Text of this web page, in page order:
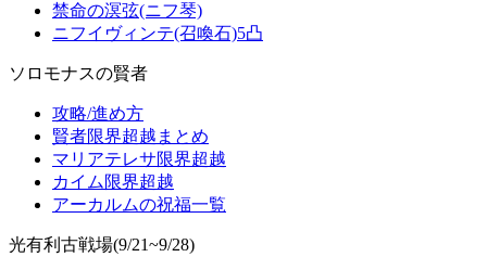
禁命の溟弦(ニフ琴)
ニフイヴィンテ(召喚石)5凸
ソロモナスの賢者
攻略/進め方
賢者限界超越まとめ
マリアテレサ限界超越
カイム限界超越
アーカルムの祝福一覧
光有利古戦場(9/21~9/28)